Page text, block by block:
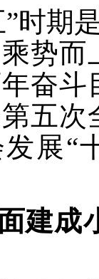
”时期
势而
奋斗
五次
展“
建成